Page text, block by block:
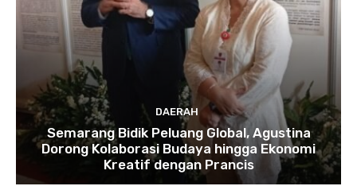
DAERAH
Semarang Bidik Peluang Global, Agustina
Dorong Kolaborasi Budaya hingga Ekonomi
Kreatif dengan Prancis